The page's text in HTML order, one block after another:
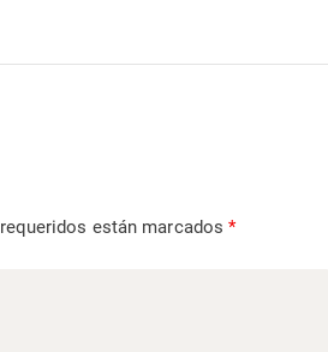
están marcados*